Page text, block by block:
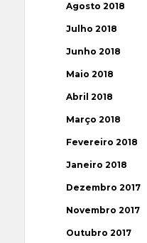
Agosto 2018
Julho 2018
Junho 2018
Maio 2018
Abril 2018
Março 2018
Fevereiro 2018
Janeiro 2018
Dezembro 2017
Novembro 2017
Outubro 2017